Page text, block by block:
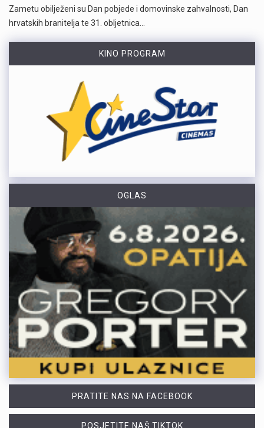
Zametu obilježeni su Dan pobjede i domovinske zahvalnosti, Dan
hrvatskih branitelja te 31. obljetnica…
KINO PROGRAM
OGLAS
PRATITE NAS NA FACEBOOK
POSJETITE NAŠ TIKTOK